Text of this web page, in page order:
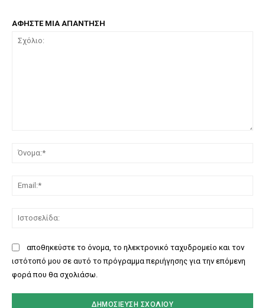
ΑΦΗΣΤΕ ΜΙΑ ΑΠΑΝΤΗΣΗ
αποθηκεύστε το όνομα, το ηλεκτρονικό ταχυδρομείο και τον
ιστότοπό μου σε αυτό το πρόγραμμα περιήγησης για την επόμενη
φορά που θα σχολιάσω.